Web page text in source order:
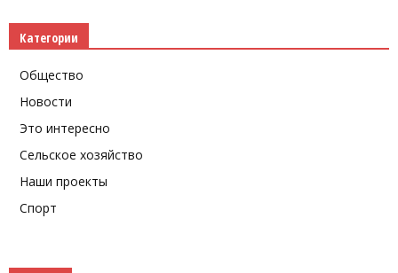
Категории
Общество
Новости
Это интересно
Сельское хозяйство
Наши проекты
Спорт